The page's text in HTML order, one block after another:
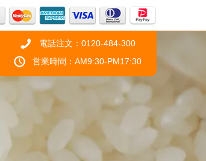
電話注文：0120-484-300
営業時間：AM9:30-PM17:30